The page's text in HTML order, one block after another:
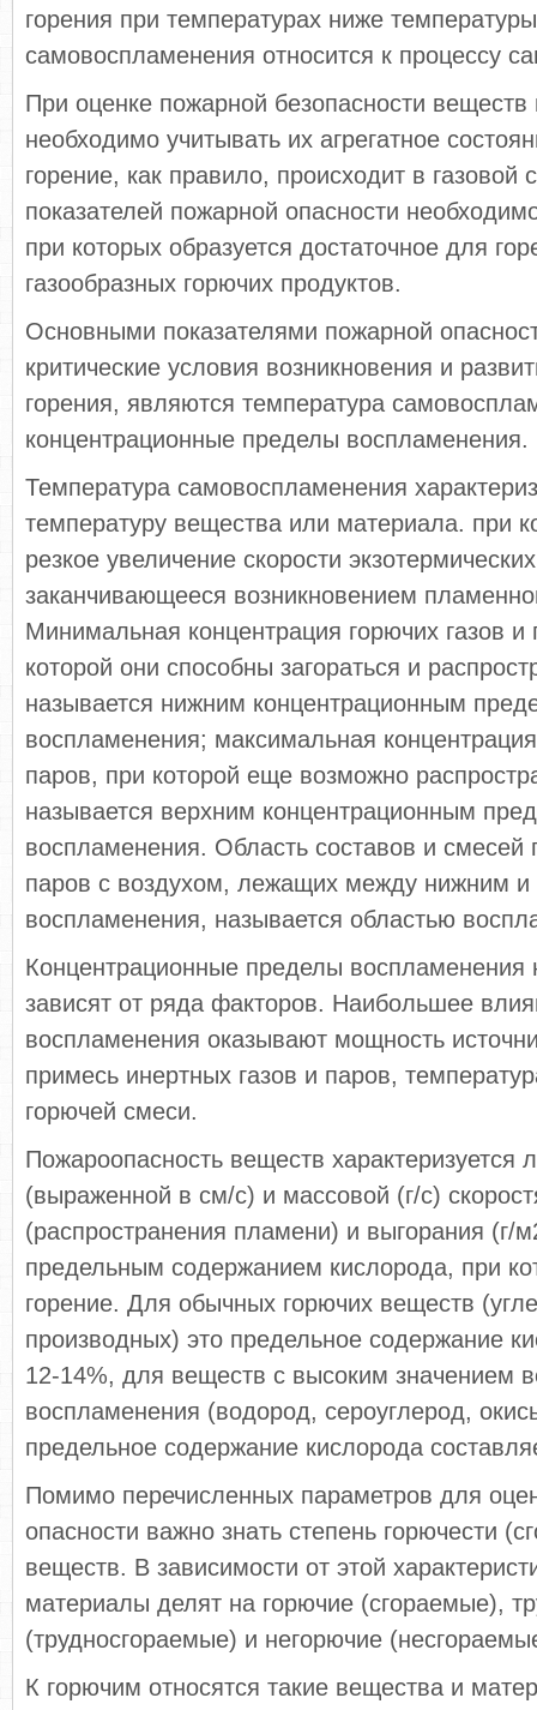
горения при температурах ниже температуры
самовоспламенения относится к процессу
При оценке пожарной безопасности
необходимо учитывать их агрегатное
горение, как правило, происходит в газовой
показателей пожарной опасности
при которых образуется достаточное для
газообразных горючих продуктов.
Основными показателями пожарной
критические условия возникновения и
горения, являются температура
концентрационные пределы воспламенения.
Температура самовоспламенения
температуру вещества или материала. при
резкое увеличение скорости
заканчивающееся возникновением
Минимальная концентрация горючих газов и
которой они способны загораться и
называется нижним концентрационным
воспламенения; максимальная
паров, при которой еще возможно
называется верхним концентрационным
воспламенения. Область составов и смесей
паров с воздухом, лежащих между нижним
воспламенения, называется областью
Концентрационные пределы воспламенения
зависят от ряда факторов. Наибольшее
воспламенения оказывают мощность
примесь инертных газов и паров,
горючей смеси.
Пожароопасность веществ характеризуется
(выраженной в см/с) и массовой (г/c)
(распространения пламени) и выгорания (г/
предельным содержанием кислорода, при
горение. Для обычных горючих веществ
производных) это предельное содержание
12-14%, для веществ с высоким значением
воспламенения (водород, сероуглерод,
предельное содержание кислорода
Помимо перечисленных параметров для
опасности важно знать степень горючести
веществ. В зависимости от этой
материалы делят на горючие (сгораемые),
(трудносгораемые) и негорючие
К горючим относятся такие вещества и